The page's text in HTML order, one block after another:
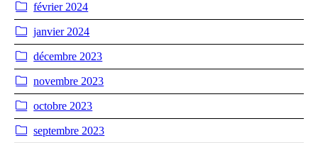
février 2024
janvier 2024
décembre 2023
novembre 2023
octobre 2023
septembre 2023